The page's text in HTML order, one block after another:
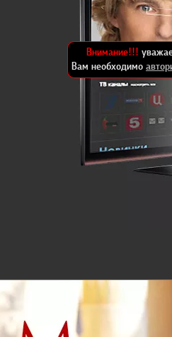
Внимание!!!
Вам необходимо